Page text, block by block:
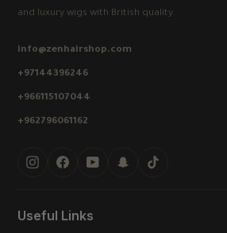
and luxury wigs with British quality.
info@zenhairshop.com
+97144396246
+966115107044
+962796061162
InstagramFacebookYouTubeSnapchatTikTok
Useful Links